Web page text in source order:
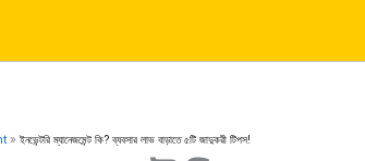
ইনভেন্টরি ম্যানেজমেন্ট কি? ব্যবসার লাভ বাড়াতে ৫টি জাদুকরী টিপস!